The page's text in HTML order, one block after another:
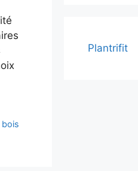
bois
Plantrifit